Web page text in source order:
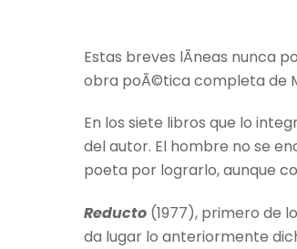
Estas breves lÃ­neas nunca
obra poÃ©tica completa de
En los siete libros que lo
del autor. El hombre no se
poeta por lograrlo, aunque
Reducto (1977), primero de
da lugar lo anteriormente